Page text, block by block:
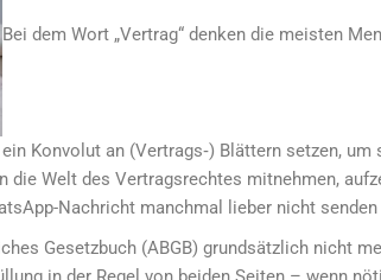
Vertragsrecht
Bei dem Wort „Vertrag“ denken die meisten
Konvolut an (Vertrags‑) Blättern setzen,
die Welt des Vertragsrechtes mitnehmen,
Nachricht manchmal lieber nicht
Gesetzbuch (ABGB) grundsätzlich nicht